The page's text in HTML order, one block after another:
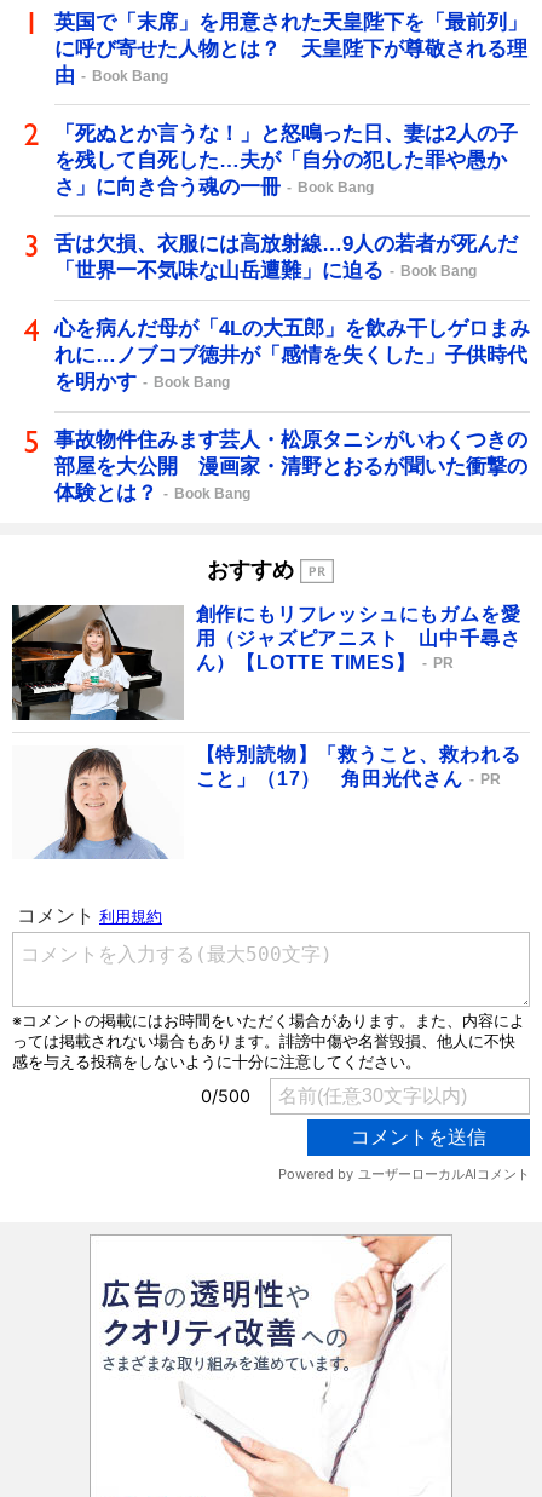
英国で「末席」を用意された天皇陛下を「最前列」
に呼び寄せた人物とは？ 天皇陛下が尊敬される理
由
Book Bang
「死ぬとか言うな！」と怒鳴った日、妻は2人の子
を残して自死した…夫が「自分の犯した罪や愚か
さ」に向き合う魂の一冊
Book Bang
舌は欠損、衣服には高放射線…9人の若者が死んだ
「世界一不気味な山岳遭難」に迫る
Book Bang
心を病んだ母が「4Lの大五郎」を飲み干しゲロまみ
れに…ノブコブ徳井が「感情を失くした」子供時代
を明かす
Book Bang
事故物件住みます芸人・松原タニシがいわくつきの
部屋を大公開 漫画家・清野とおるが聞いた衝撃の
体験とは？
Book Bang
おすすめ
創作にもリフレッシュにもガムを愛
用（ジャズピアニスト 山中千尋さ
ん）【LOTTE TIMES】
PR
【特別読物】「救うこと、救われる
こと」（17） 角田光代さん
PR